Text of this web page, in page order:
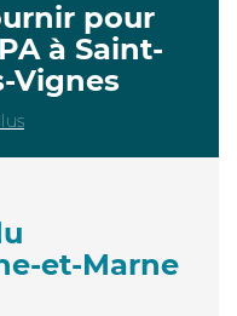
pour
à Saint-
Vignes
et-Marne